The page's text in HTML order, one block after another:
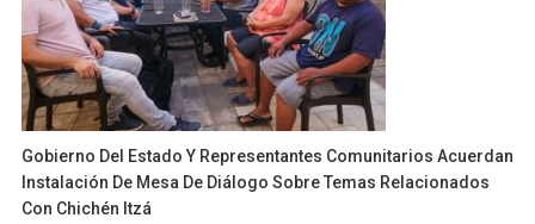
Gobierno Del Estado Y Representantes Comunitarios Acuerdan
Instalación De Mesa De Diálogo Sobre Temas Relacionados
Con Chichén Itzá